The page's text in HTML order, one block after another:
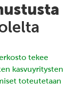
tekee
kasvuyritysten
toteutetaan